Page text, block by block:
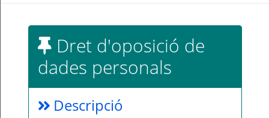
qualsevol
incidència,
Dret d'oposició de
dades personals
Descripció